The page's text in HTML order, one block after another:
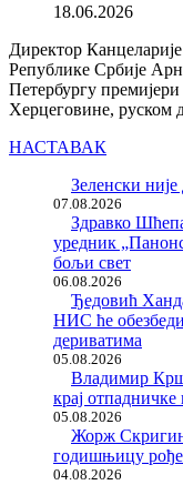
18.06.2026
Директор
Републике Србије
Петербургу
Херцеговине, руском
НАСТАВАК
Зеленски
07.08.2026
Здравко
уредник
бољи свет
06.08.2026
Ђедовић
НИС ће
дериватима
05.08.2026
Владимир
крај отпадничке
05.08.2026
Жорж
годишњицу
04.08.2026